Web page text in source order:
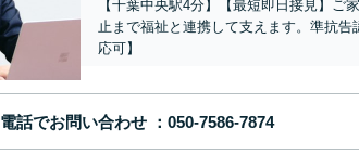
【千葉中央駅4分】【最短即日接見】
止まで福祉と連携して支えます。準抗
応可】
電話でお問い合わせ